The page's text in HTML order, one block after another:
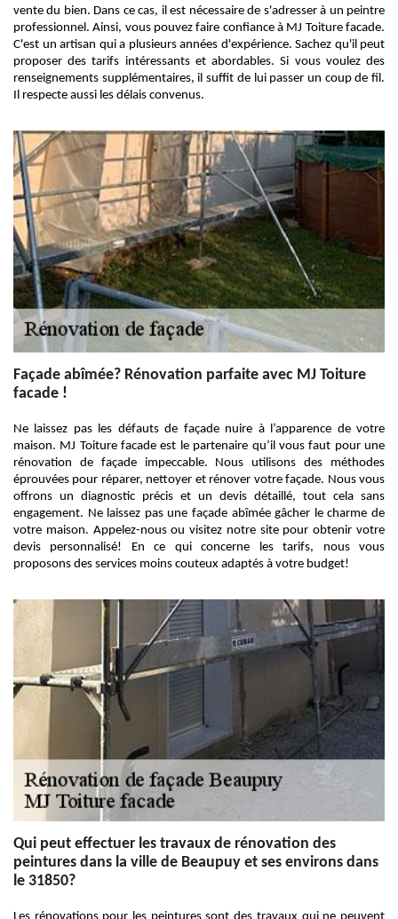
vente du bien. Dans ce cas, il est nécessaire de s'adresser à un peintre
professionnel. Ainsi, vous pouvez faire confiance à MJ Toiture facade.
C'est un artisan qui a plusieurs années d'expérience. Sachez qu'il peut
proposer des tarifs intéressants et abordables. Si vous voulez des
renseignements supplémentaires, il suffit de lui passer un coup de fil.
Il respecte aussi les délais convenus.
Façade abîmée? Rénovation parfaite avec MJ Toiture
facade !
Ne laissez pas les défauts de façade nuire à l’apparence de votre
maison. MJ Toiture facade est le partenaire qu’il vous faut pour une
rénovation de façade impeccable. Nous utilisons des méthodes
éprouvées pour réparer, nettoyer et rénover votre façade. Nous vous
offrons un diagnostic précis et un devis détaillé, tout cela sans
engagement. Ne laissez pas une façade abîmée gâcher le charme de
votre maison. Appelez-nous ou visitez notre site pour obtenir votre
devis personnalisé! En ce qui concerne les tarifs, nous vous
proposons des services moins couteux adaptés à votre budget!
Qui peut effectuer les travaux de rénovation des
peintures dans la ville de Beaupuy et ses environs dans
le 31850?